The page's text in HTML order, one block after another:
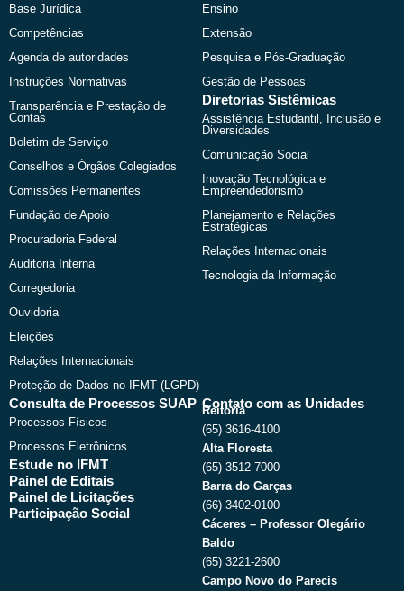
k
Base Jurídica
Competências
Agenda de autoridades
Instruções Normativas
Transparência e Prestação de
Contas
Boletim de Serviço
Conselhos e Órgãos Colegiados
Comissões Permanentes
Fundação de Apoio
Procuradoria Federal
Auditoria Interna
Corregedoria
Ouvidoria
Eleições
Relações Internacionais
Proteção de Dados no IFMT (LGPD)
Ensino
Extensão
Pesquisa e Pós-Graduação
Gestão de Pessoas
Diretorias Sistêmicas
Assistência Estudantil, Inclusão e
Diversidades
Comunicação Social
Inovação Tecnológica e
Empreendedorismo
Planejamento e Relações
Estratégicas
Relações Internacionais
Tecnologia da Informação
Consulta de Processos SUAP
Processos Físicos
Processos Eletrônicos
Estude no IFMT
Painel de Editais
Painel de Licitações
Participação Social
Contato com as Unidades
Reitoria
(65) 3616-4100
Alta Floresta
(65) 3512-7000
Barra do Garças
(66) 3402-0100
Cáceres – Professor Olegário
Baldo
(65) 3221-2600
Campo Novo do Parecis